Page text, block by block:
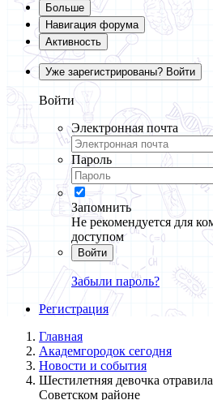
Больше
Навигация форума
Активность
Уже зарегистрированы? Войти
Войти
Электронная почта
Пароль
Запомнить
Не рекомендуется для
доступом
Войти
Забыли пароль?
Регистрация
Главная
Академгородок сегодня
Новости и события
Шестилетняя девочка
Советском районе